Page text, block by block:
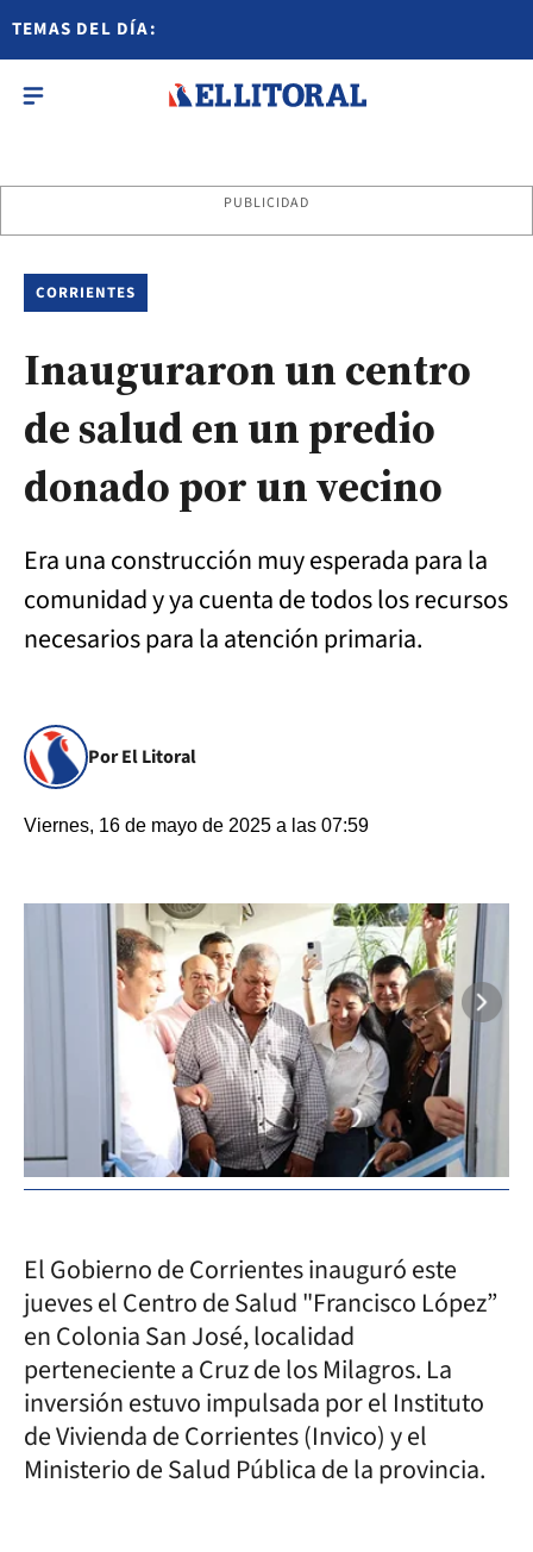
TEMAS DEL DÍA:
PUBLICIDAD
CORRIENTES
Inauguraron un centro
de salud en un predio
donado por un vecino
Era una construcción muy esperada para la
comunidad y ya cuenta de todos los recursos
necesarios para la atención primaria.
Por El Litoral
Viernes, 16 de mayo de 2025 a las 07:59
El Gobierno de Corrientes inauguró este
jueves el Centro de Salud "Francisco López”
en Colonia San José, localidad
perteneciente a Cruz de los Milagros. La
inversión estuvo impulsada por el Instituto
de Vivienda de Corrientes (Invico) y el
Ministerio de Salud Pública de la provincia.